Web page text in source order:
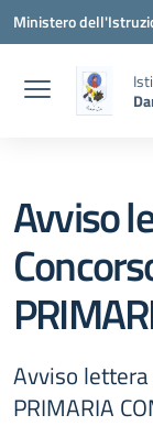
Vai ai contenuti
Vai al menu di
Vai al footer
Ministero
Avviso
Avviso lettera
PRIMARIA